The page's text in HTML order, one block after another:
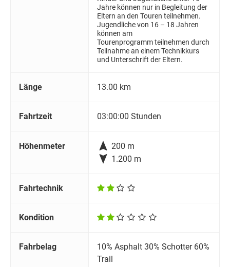
Jahre können nur in Begleitung der
Eltern an den Touren teilnehmen.
Jugendliche von 16 – 18 Jahren
können am
Tourenprogramm teilnehmen durch
Teilnahme an einem Technikkurs
und Unterschrift der Eltern.
Länge 13.00 km
Fahrtzeit 03:00:00 Stunden
Höhenmeter  200 m
 1.200 m
Fahrtechnik
Kondition
Fahrbelag
10% Asphalt 30% Schotter 60%
Trail